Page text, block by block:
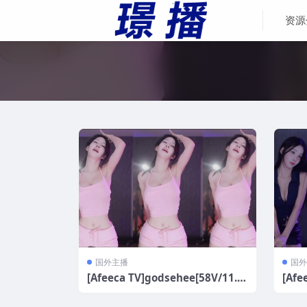
资
国外主播
[Afeeca TV]godsehee[58V/11.5
国